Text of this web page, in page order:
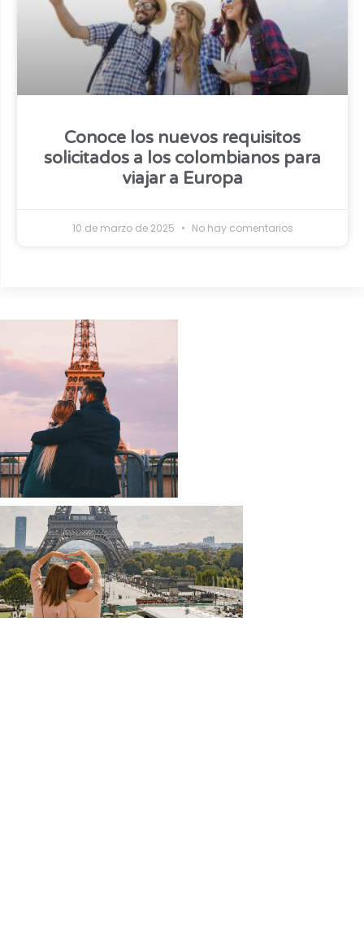
Conoce los nuevos requisitos
solicitados a los colombianos para
viajar a Europa
10 de marzo de 2025 No hay comentarios